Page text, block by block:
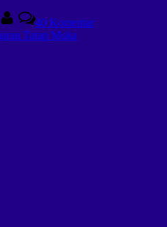
By
40 KomentarKuesioner